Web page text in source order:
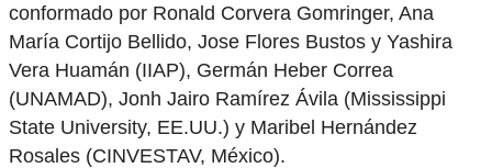
conformado por Ronald Corvera Gomringer, Ana
María Cortijo Bellido, Jose Flores Bustos y Yashira
Vera Huamán (IIAP), Germán Heber Correa
(UNAMAD), Jonh Jairo Ramírez Ávila (Mississippi
State University, EE.UU.) y Maribel Hernández
Rosales (CINVESTAV, México).